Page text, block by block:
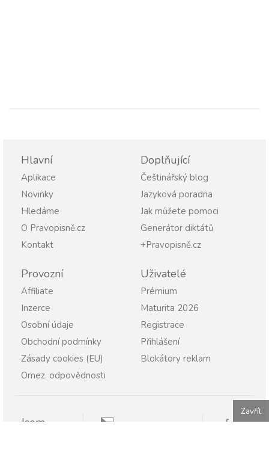
Hlavní
Aplikace
Novinky
Hledáme
O Pravopisně.cz
Kontakt
Doplňující
Češtinářský blog
Jazyková poradna
Jak můžete pomoci
Generátor diktátů
+Pravopisně.cz
Provozní
Affiliate
Inzerce
Osobní údaje
Obchodní podmínky
Zásady cookies (EU)
Omez. odpovědnosti
Uživatelé
Prémium
Maturita 2026
Registrace
Přihlášení
Blokátory reklam
Jsem
Zavřít